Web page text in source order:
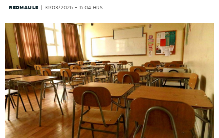
REDMAULE 31/03/2026 - 15:04 HRS